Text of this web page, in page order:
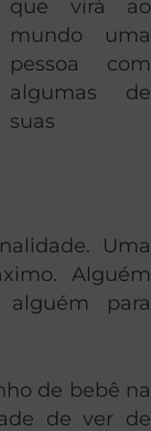
que virá ao
mundo uma
pessoa com
algumas de
suas
Uma
Alguém
alguém para
de bebê na
de ver de